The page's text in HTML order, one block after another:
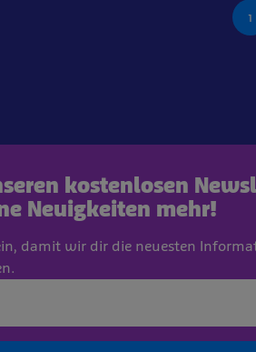
1
kostenlosen
Neuigkeiten mehr!
damit wir dir die neuesten